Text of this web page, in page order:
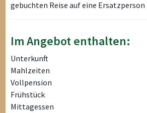
gebuchten Reise auf eine
Im Angebot enthalten:
Unterkunft
Mahlzeiten
Vollpension
Frühstück
Mittagessen